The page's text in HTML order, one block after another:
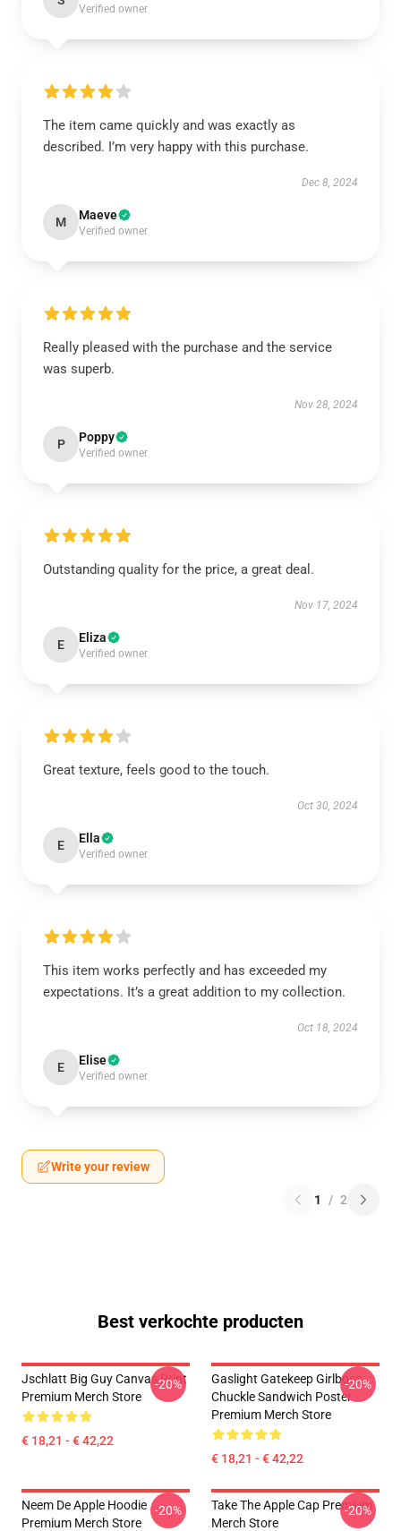
Verified owner
The item came quickly and was exactly as
described. I’m very happy with this purchase.
Dec 8, 2024
M Maeve
Verified owner
Really pleased with the purchase and the service
was superb.
Nov 28, 2024
P Poppy
Verified owner
Outstanding quality for the price, a great deal.
Nov 17, 2024
E Eliza
Verified owner
Great texture, feels good to the touch.
Oct 30, 2024
E Ella
Verified owner
This item works perfectly and has exceeded my
expectations. It’s a great addition to my collection.
Oct 18, 2024
E Elise
Verified owner
Write your review
1 / 2
Best verkochte producten
Jschlatt Big Guy Canvas Print
Premium Merch Store
€ 18,21 - € 42,22
-20%
Gaslight Gatekeep Girlboss
Chuckle Sandwich Poster
Premium Merch Store
€ 18,21 - € 42,22
-20%
Neem De Apple Hoodie
Premium Merch Store
-20%
Take The Apple Cap Premium
Merch Store
-20%